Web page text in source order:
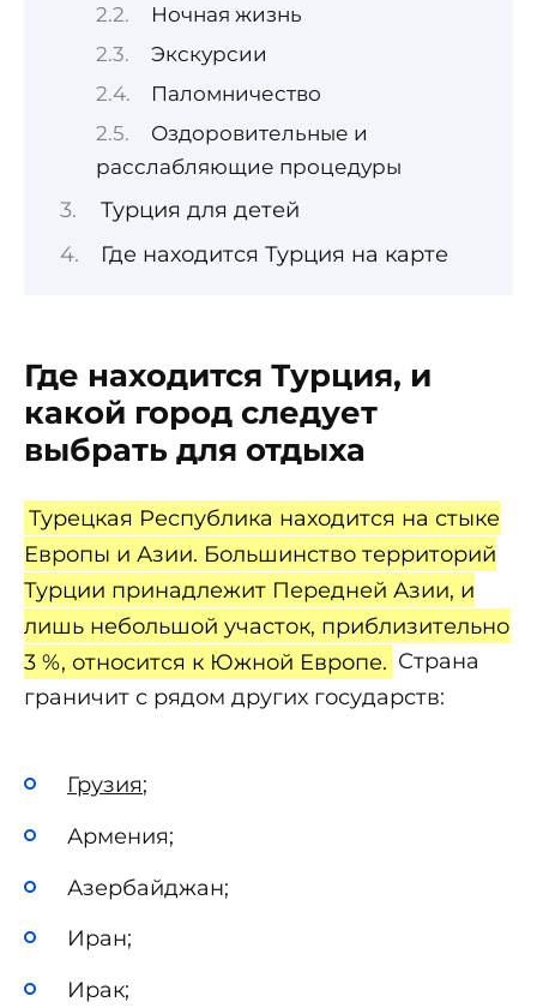
Ночная жизнь
Экскурсии
Паломничество
Оздоровительные и
расслабляющие процедуры
Турция для детей
Где находится Турция на карте
Где находится Турция, и
какой город следует
выбрать для отдыха
Турецкая Республика находится на стыке
Европы и Азии. Большинство территорий
Турции принадлежит Передней Азии, и
лишь небольшой участок, приблизительно
3 %, относится к Южной Европе. Страна
граничит с рядом других государств:
Грузия;
Армения;
Азербайджан;
Иран;
Ирак;